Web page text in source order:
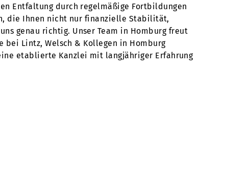
Entfaltung durch regelmäßige Fortbildungen
die Ihnen nicht nur finanzielle Stabilität,
genau richtig. Unser Team in Homburg freut
bei Lintz, Welsch & Kollegen in Homburg
etablierte Kanzlei mit langjähriger Erfahrung